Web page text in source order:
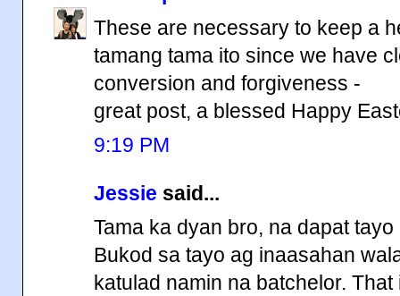
These are necessary to keep a
tamang tama ito since we have
conversion and forgiveness -
great post, a blessed Happy
9:19 PM
Jessie said...
Tama ka dyan bro, na dapat
Bukod sa tayo ag inaasahan
katulad namin na batchelor.